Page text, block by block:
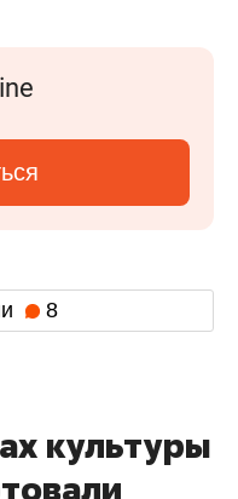
8
культуры